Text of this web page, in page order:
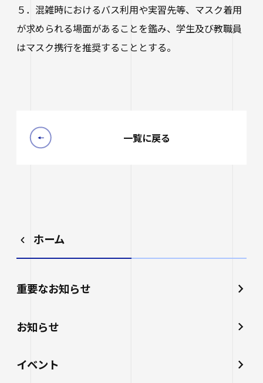
ホーム
重要なお知らせ
お知らせ
イベント
５．混雑時におけるバス利用や実習先等、マスク着用
が求められる場面があることを鑑み、学生及び教職員
はマスク携行を推奨することとする。
一覧に戻る